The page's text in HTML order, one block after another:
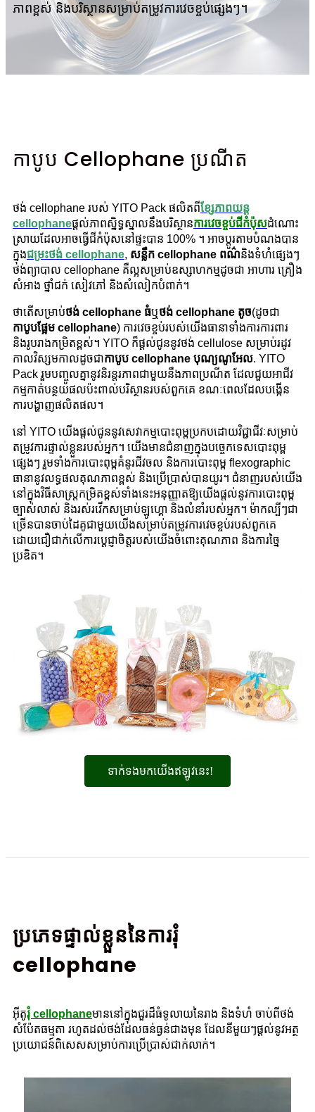
ភាពខ្ពស់ និងបរិស្ថានសម្រាប់តម្រូវការវេចខ្ចប់ផ្សេងៗ។
កាបូប Cellophane ប្រណីត
ថង់ cellophane របស់ YITO Pack ផលិតពីខ្សែភាពយន្ត
cellophaneផ្តល់ភាពស្និទ្ធស្នាលនឹងបរិស្ថានការវេចខ្ចប់ជីកំប៉ុសដំណោះ
ស្រាយដែលអាចធ្វើជីកំប៉ុសនៅផ្ទះបាន 100% ។ អាចប្ដូរតាមបំណងបាន
ក្នុងជម្រះថង់ cellophane, សន្លឹក cellophane ពណ៌និងទំហំផ្សេងៗ
ថង់ព្យាបាល cellophane គឺល្អសម្រាប់ឧស្សាហកម្មដូចជា អាហារ គ្រឿង
សំអាង ថ្នាំជក់ សៀវភៅ និងសំលៀកបំពាក់។
ថាតើសម្រាប់ថង់ cellophane ធំឬថង់ cellophane តូច(ដូចជា
កាបូបផ្អែម cellophane) ការវេចខ្ចប់របស់យើងធានាទាំងការការពារ
និងរូបរាងកម្រិតខ្ពស់។ YITO ក៏ផ្តល់ជូននូវថង់ cellulose សម្រាប់រដូវ
កាលវិស្សមកាលដូចជាកាបូប cellophane បុណ្យណូអែល. YITO
Pack រួមបញ្ចូលគ្នានូវនិរន្តរភាពជាមួយនឹងភាពប្រណីត ដែលជួយអាជីវ
កម្មកាត់បន្ថយផលប៉ះពាល់បរិស្ថានរបស់ពួកគេ ខណៈពេលដែលបង្កើន
ការបង្ហាញផលិតផល។
នៅ YITO យើងផ្តល់ជូននូវសេវាកម្មបោះពុម្ពប្រកបដោយវិជ្ជាជីវៈសម្រាប់
តម្រូវការផ្ទាល់ខ្លួនរបស់អ្នក។ យើងមានជំនាញក្នុងបច្ចេកទេសបោះពុម្ព
ផ្សេងៗ រួមទាំងការបោះពុម្ពគំនូរជីវចល និងការបោះពុម្ព flexographic
ធានានូវលទ្ធផលគុណភាពខ្ពស់ និងប្រើប្រាស់បានយូរ។ ជំនាញរបស់យើង
នៅក្នុងវិធីសាស្រ្តកម្រិតខ្ពស់ទាំងនេះអនុញ្ញាតឱ្យយើងផ្តល់នូវការបោះពុម្ព
ច្បាស់លាស់ និងរស់រវើកសម្រាប់ឡូហ្គោ និងលំនាំរបស់អ្នក។ ម៉ាកល្បីៗជា
ច្រើនបានចាប់ដៃគូជាមួយយើងសម្រាប់តម្រូវការវេចខ្ចប់របស់ពួកគេ
ដោយជឿជាក់លើការប្តេជ្ញាចិត្តរបស់យើងចំពោះគុណភាព និងការច្នៃ
ប្រឌិត។
ទាក់ទងមកយើងឥឡូវនេះ!
ប្រភេទផ្ទាល់ខ្លួននៃការរុំ
cellophane
អ៊ីតូរុំ cellophaneមាននៅក្នុងជួរដ៏ធំទូលាយនៃរាង និងទំហំ ចាប់ពីថង់
សំប៉ែតធម្មតា រហូតដល់ថង់ដែលធន់ធ្ងន់ជាងមុន ដែលនីមួយៗផ្តល់នូវអត្ថ
ប្រយោជន៍ពិសេសសម្រាប់ការប្រើប្រាស់ជាក់លាក់។